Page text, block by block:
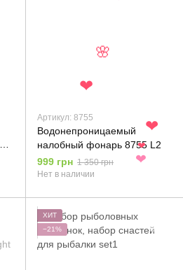
Артикул: 8755
Водонепроницаемый
налобный фонарь 8755 L2
999 грн 1 350 грн
Нет в наличии
ХИТ
−21%
❤
❤
❤
🌸
❤